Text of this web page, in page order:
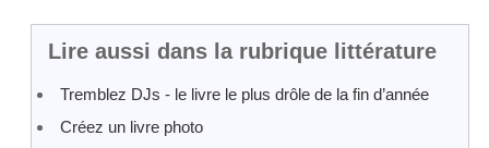
Lire aussi dans la rubrique littérature
Tremblez DJs - le livre le plus drôle de la fin d’année
Créez un livre photo